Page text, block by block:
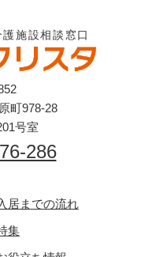
町978-28
号室
286
居までの流れ
集